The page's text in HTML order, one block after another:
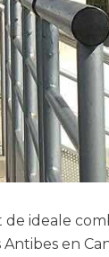
de ideale
en